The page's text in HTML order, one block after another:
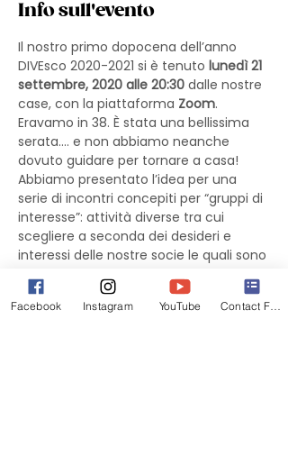
Info sull'evento
Il nostro primo dopocena dell’anno
DIVEsco 2020-2021 si è tenuto lunedì 21
settembre, 2020 alle 20:30 dalle nostre
case, con la piattaforma Zoom.
Eravamo in 38. È stata una bellissima
serata.... e non abbiamo neanche
dovuto guidare per tornare a casa!
Abbiamo presentato l’idea per una
serie di incontri concepiti per “gruppi di
interesse”: attività diverse tra cui
scegliere a seconda dei desideri e
interessi delle nostre socie le quali sono
anche state invitate ad inviare
proposte, domande e argomenti da
affrontare.
Facebook Instagram YouTube Contact Form